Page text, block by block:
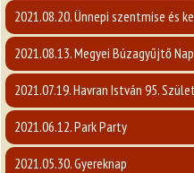
2021.08.13. Megyei Búzagyűjtő Nap
2021.06.12. Park Party
2021.05.30. Gyereknap